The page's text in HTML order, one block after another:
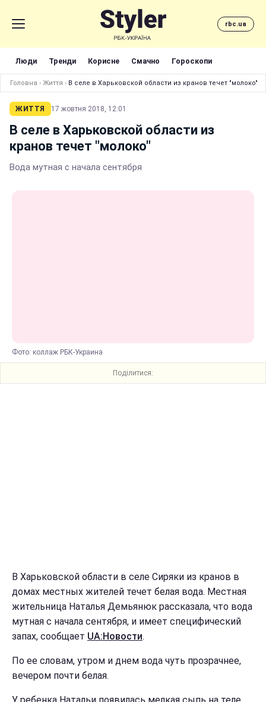
rbc.ua
Люди Тренди Корисне Смачно Гороскопи
Головна › Життя › В селе в Харьковской области из кранов течет "молоко"
ЖИТТЯ 17 жовтня 2018, 12:01
В селе в Харьковской области из
кранов течет "молоко"
Вода мутная с начала сентября
Фото: коллаж РБК-Украина
Поділитися:
В Харьковской области в селе Сиряки из кранов в
домах местных жителей течет белая вода. Местная
жительница Наталья Демьянюк рассказала, что вода
мутная с начала сентября, и имеет специфический
запах, сообщает UA:Новости.
По ее словам, утром и днем вода чуть прозрачнее,
вечером почти белая.